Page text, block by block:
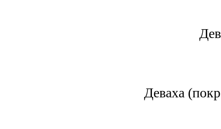
Деваха